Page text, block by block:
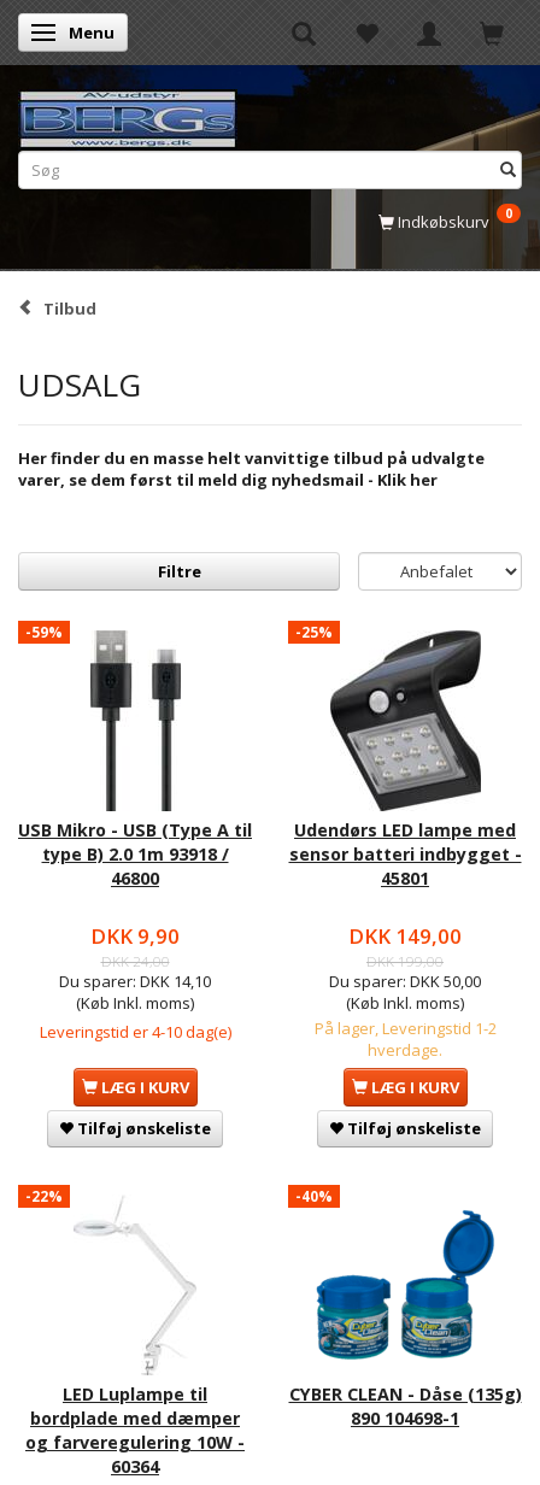
Skifte navigation
Menu
Indkøbskurv 0
Tilbud
UDSALG
Her finder du en masse helt vanvittige tilbud på udvalgte
varer, se dem først til meld dig nyhedsmail - Klik her
Filtre
-59%
USB Mikro - USB (Type A til
type B) 2.0 1m 93918 /
46800
DKK 9,90
DKK 24,00
Du sparer: DKK 14,10
(Køb Inkl. moms)
Leveringstid er 4-10 dag(e)
LÆG I KURV
Tilføj ønskeliste
-25%
Udendørs LED lampe med
sensor batteri indbygget -
45801
DKK 149,00
DKK 199,00
Du sparer: DKK 50,00
(Køb Inkl. moms)
På lager, Leveringstid 1-2
hverdage.
LÆG I KURV
Tilføj ønskeliste
-22%
LED Luplampe til
bordplade med dæmper
og farveregulering 10W -
60364
-40%
CYBER CLEAN - Dåse (135g)
890 104698-1